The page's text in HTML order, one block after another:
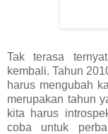
Tak terasa
kembali. Tahun
harus mengubah
merupakan tahun
kita harus
coba untuk